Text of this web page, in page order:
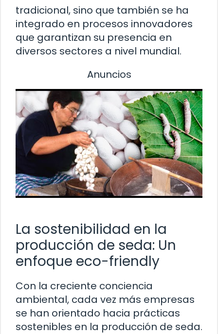
tradicional, sino que también se ha
integrado en procesos innovadores
que garantizan su presencia en
diversos sectores a nivel mundial.
Anuncios
La sostenibilidad en la
producción de seda: Un
enfoque eco-friendly
Con la creciente conciencia
ambiental, cada vez más empresas
se han orientado hacia prácticas
sostenibles en la producción de seda.